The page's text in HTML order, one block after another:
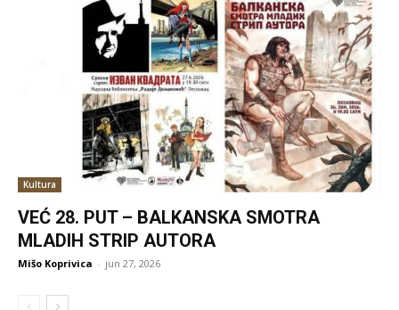
Kultura
VEĆ 28. PUT – BALKANSKA SMOTRA
MLADIH STRIP AUTORA
Mišo Koprivica - jun 27, 2026